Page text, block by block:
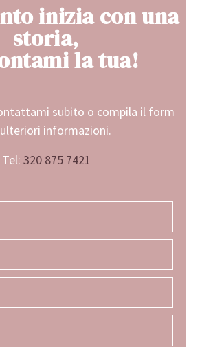
inizia con una
storia,
la tua!
subito o compila il form
informazioni.
Tel: 320 875 7421